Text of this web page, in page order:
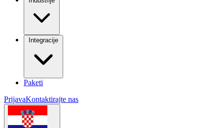
Paketi
PrijavaKontaktirajte nas